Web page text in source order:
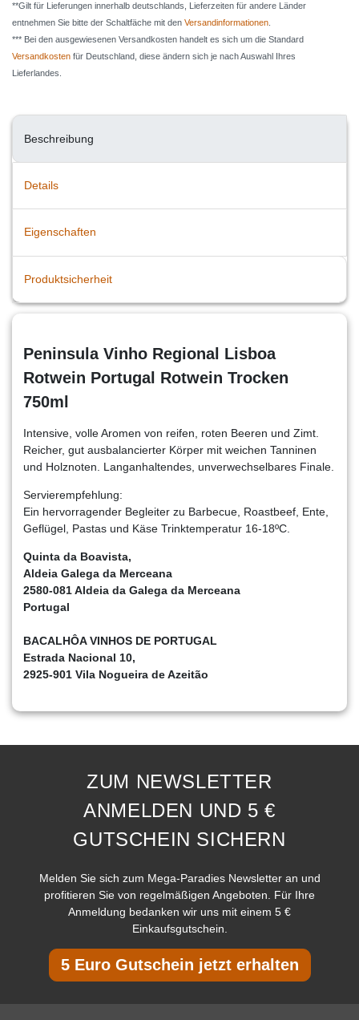
**Gilt für Lieferungen innerhalb deutschlands, Lieferzeiten für andere Länder
entnehmen Sie bitte der Schaltfäche mit den Versandinformationen
*** Bei den ausgewiesenen Versandkosten handelt es sich um die Standard
Versandkosten für Deutschland, diese ändern sich je nach Auswahl Ihres
Lieferlandes.
Beschreibung
Details
Eigenschaften
Produktsicherheit
Peninsula Vinho Regional Lisboa
Rotwein Portugal Rotwein Trocken
750ml
Intensive, volle Aromen von reifen, roten Beeren und Zimt.
Reicher, gut ausbalancierter Körper mit weichen Tanninen
und Holznoten. Langanhaltendes, unverwechselbares Finale.
Servierempfehlung:
Ein hervorragender Begleiter zu Barbecue, Roastbeef, Ente,
Geflügel, Pastas und Käse Trinktemperatur 16-18ºC.
Quinta da Boavista,
Aldeia Galega da Merceana
2580-081 Aldeia da Galega da Merceana
Portugal
BACALHÔA VINHOS DE PORTUGAL
Estrada Nacional 10,
2925-901 Vila Nogueira de Azeitão
ZUM NEWSLETTER
ANMELDEN UND 5 €
GUTSCHEIN SICHERN
Melden Sie sich zum Mega-Paradies Newsletter an und
profitieren Sie von regelmäßigen Angeboten. Für Ihre
Anmeldung bedanken wir uns mit einem 5 €
Einkaufsgutschein.
5 Euro Gutschein jetzt erhalten